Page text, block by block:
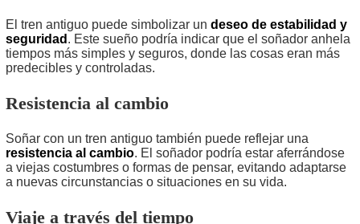
El tren antiguo puede simbolizar un deseo de estabilidad y
seguridad . Este sueño podría indicar que el soñador anhela
tiempos más simples y seguros, donde las cosas eran más
predecibles y controladas.
Resistencia al cambio
Soñar con un tren antiguo también puede reflejar una
resistencia al cambio. El soñador podría estar aferrándose
a viejas costumbres o formas de pensar, evitando adaptarse
a nuevas circunstancias o situaciones en su vida.
Viaje a través del tiempo